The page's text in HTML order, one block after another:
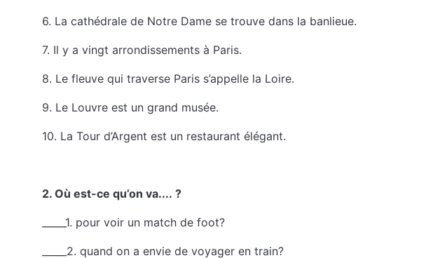
6. La cathédrale de Notre Dame se trouve dans la banlieue.
7. Il y a vingt arrondissements à Paris.
8. Le fleuve qui traverse Paris s’appelle la Loire.
9. Le Louvre est un grand musée.
10. La Tour d’Argent est un restaurant élégant.
2. Où est-ce qu’on va.... ?
_____1. pour voir un match de foot?
_____2. quand on a envie de voyager en train?